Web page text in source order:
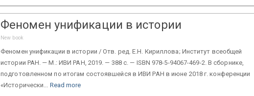
Феномен унификации в истории
New book
Феномен унификации в истории / Отв. ред. Е.Н. Кириллова; Институт всеобщей
истории РАН. — М.: ИВИ РАН, 2019. — 388 с. — ISBN 978-5-94067-469-2. В сборнике,
подготовленном по итогам состоявшейся в ИВИ РАН в июне 2018 г. конференции
«Исторически... Read more